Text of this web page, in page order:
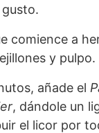
comience a
y pulpo.
añade el
, dándole un
el licor por